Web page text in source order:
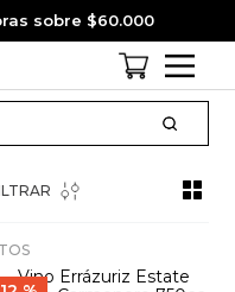
sobre $60.000